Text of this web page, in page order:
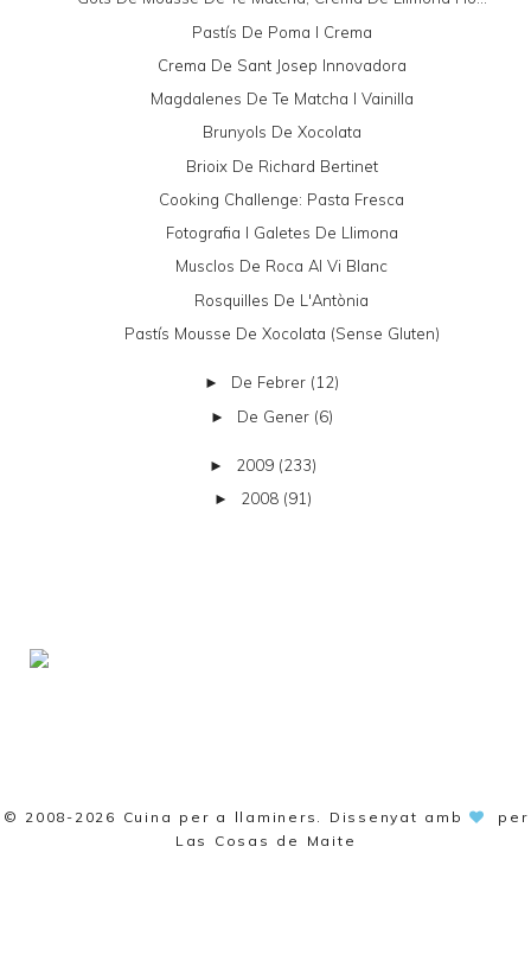
Pastís De Poma I Crema
Crema De Sant Josep Innovadora
Magdalenes De Te Matcha I Vainilla
Brunyols De Xocolata
Brioix De Richard Bertinet
Cooking Challenge: Pasta Fresca
Fotografia I Galetes De Llimona
Musclos De Roca Al Vi Blanc
Rosquilles De L'Antònia
Pastís Mousse De Xocolata (sense Gluten)
► De Febrer (12)
► De Gener (6)
► 2009 (233)
► 2008 (91)
© 2008-2026 Cuina per a llaminers . Dissenyat amb
per
Las Cosas de Maite